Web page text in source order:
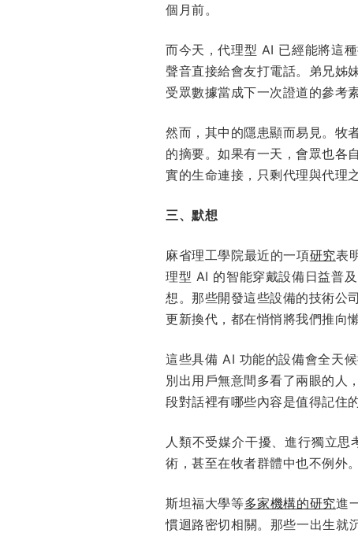
個月前。
而今天，代理型 AI 已經能將這
聲音直接給會友打電話。弟兄姊
受眾數據當成下一次證道的參考素
然而，其中的隱患顯而易見。牧
的摘要。如果有一天，會眾也各
實的生命連接，只剩代理與代理
三、默想
麻省理工學院最近的一項研究表
理型 AI 的智能穿戴設備日益普
想。那些開發這些設備的技術公
更新換代，都在悄悄將我們推向
這些具備 AI 功能的設備會全天
別出用戶無意間多看了兩眼的人
段對話裡有哪些內容是值得記住的
人類不受媒介干擾、進行獨立
術，甚至在牧者群體中也不例外。
斯坦福大學等多家機構的研究進
慣迴路密切相關。那些一出生就